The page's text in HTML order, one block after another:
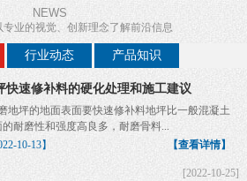
NEWS
业的视觉、创新理念了解前沿信息
行业动态 产品知识
快速修补料的硬化处理和施工建议
地坪的地面表面要快速修补料地坪比一般混凝土
的耐磨性和强度高良多，耐磨骨料...
10-13】
【查看详情】
[2022-10-25]